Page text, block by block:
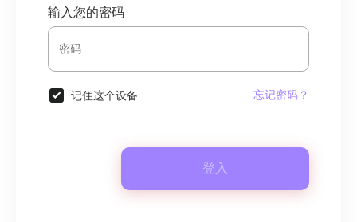
输入您的密码
记住这个设备 忘记密码？
登入